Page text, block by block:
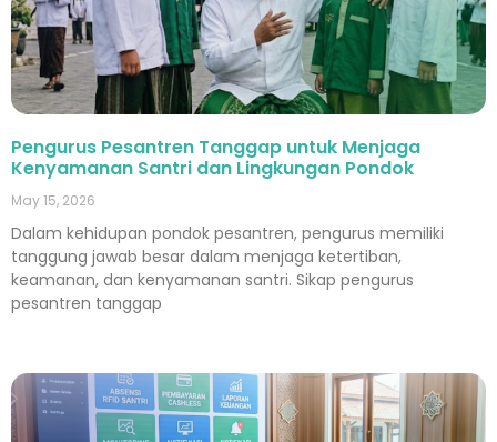
Pengurus Pesantren Tanggap untuk Menjaga
Kenyamanan Santri dan Lingkungan Pondok
May 15, 2026
Dalam kehidupan pondok pesantren, pengurus memiliki
tanggung jawab besar dalam menjaga ketertiban,
keamanan, dan kenyamanan santri. Sikap pengurus
pesantren tanggap